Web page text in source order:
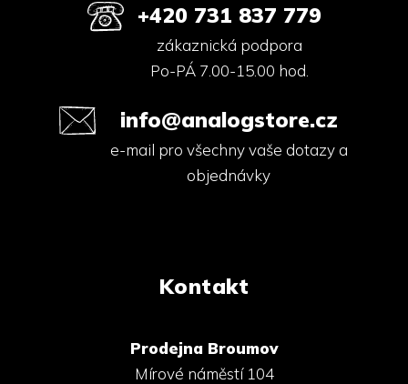
+420 731 837 779
zákaznická podpora
Po-PÁ 7.00-15.00 hod.
info@analogstore.cz
e-mail pro všechny vaše dotazy a
objednávky
Kontakt
Prodejna Broumov
Mírové náměstí 104